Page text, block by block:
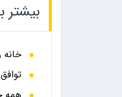
بیشتر
خانه